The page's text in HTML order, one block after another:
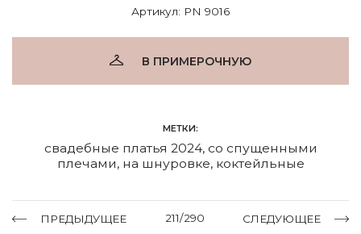
Артикул: PN 9016
В ПРИМЕРОЧНУЮ
МЕТКИ:
свадебные платья 2024, со спущенными
плечами, на шнуровке, коктейльные
ПРЕДЫДУЩЕЕ 211/290 СЛЕДУЮЩЕЕ